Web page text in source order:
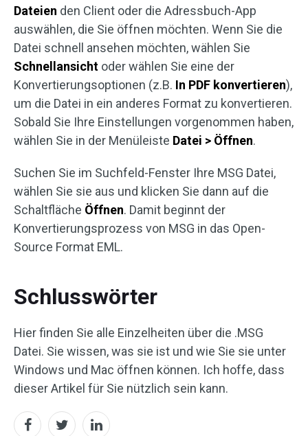
Dateien den Client oder die Adressbuch-App
auswählen, die Sie öffnen möchten. Wenn Sie die
Datei schnell ansehen möchten, wählen Sie
Schnellansicht oder wählen Sie eine der
Konvertierungsoptionen (z.B. In PDF konvertieren),
um die Datei in ein anderes Format zu konvertieren.
Sobald Sie Ihre Einstellungen vorgenommen haben,
wählen Sie in der Menüleiste Datei > Öffnen.
Suchen Sie im Suchfeld-Fenster Ihre MSG Datei,
wählen Sie sie aus und klicken Sie dann auf die
Schaltfläche Öffnen. Damit beginnt der
Konvertierungsprozess von MSG in das Open-
Source Format EML.
Schlusswörter
Hier finden Sie alle Einzelheiten über die .MSG
Datei. Sie wissen, was sie ist und wie Sie sie unter
Windows und Mac öffnen können. Ich hoffe, dass
dieser Artikel für Sie nützlich sein kann.